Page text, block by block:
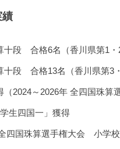
績
段 合格6名（香川県第1・2
段 合格13名（香川県第3・
（2024～2026年 全四国珠算
生四国一」獲得
国珠算選手権大会 小学校